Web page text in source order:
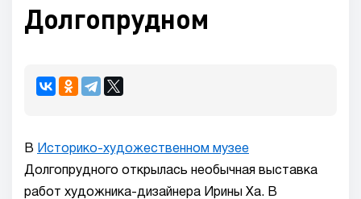
Долгопрудном
В Историко-художественном музее
Долгопрудного открылась необычная выставка
работ художника-дизайнера Ирины Ха. В